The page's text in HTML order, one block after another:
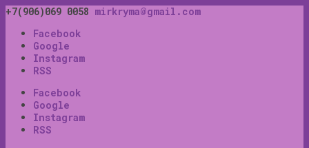
+7(906)069 0058 mirkryma@gmail.com
Facebook
Google
Instagram
RSS
Facebook
Google
Instagram
RSS